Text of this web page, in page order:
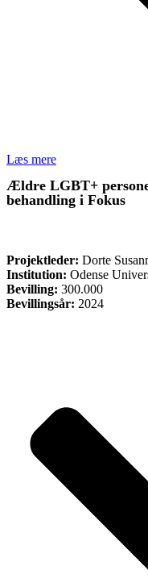
Læs mere
Ældre LGBT+
behandling i Fokus
Projektleder: Dorte
Institution: Odense
Bevilling: 300.000
Bevillingsår: 2024